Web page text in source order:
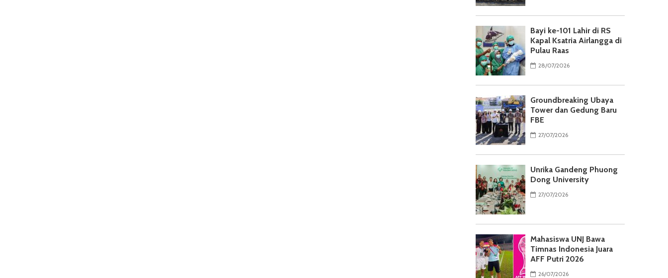
Bayi ke-101 Lahir di RS
Kapal Ksatria Airlangga di
Pulau Raas
28/07/2026
Groundbreaking Ubaya
Tower dan Gedung Baru
FBE
27/07/2026
Unrika Gandeng Phuong
Dong University
27/07/2026
Mahasiswa UNJ Bawa
Timnas Indonesia Juara
AFF Putri 2026
26/07/2026